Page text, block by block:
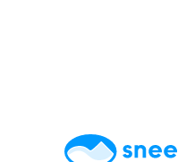
AccommodatiesTips